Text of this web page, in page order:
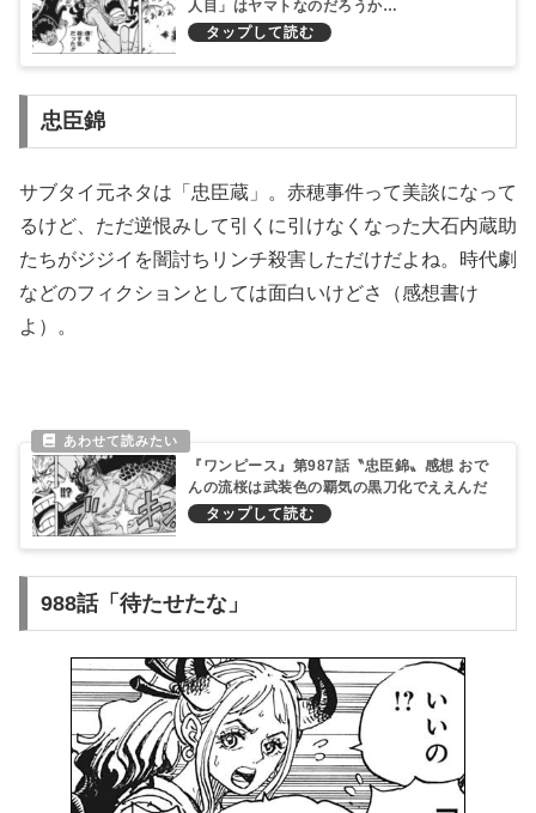
人目」はヤマトなのだろうか…
忠臣錦
サブタイ元ネタは「忠臣蔵」。赤穂事件って美談になって
るけど、ただ逆恨みして引くに引けなくなった大石内蔵助
たちがジジイを闇討ちリンチ殺害しただけだよね。時代劇
などのフィクションとしては面白いけどさ（感想書け
よ）。
『ワンピース』第987話〝忠臣錦〟感想 おで
んの流桜は武装色の覇気の黒刀化でええんだ
ろうか？
988話「待たせたな」